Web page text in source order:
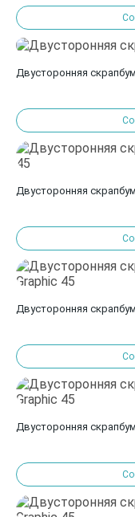
Двусторонняя
Двусторонняя
Двусторонняя